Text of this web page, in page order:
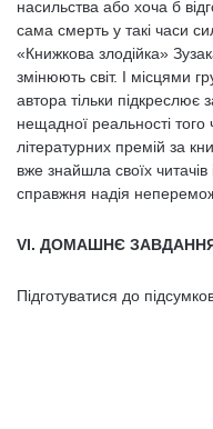
насильства або хоча б
сама смерть у такі часи
«Книжкова злодійка»
змінюють світ. І місцями
автора тільки підкреслює
нещадної реальності
літературних премій за
вже знайшла своїх
справжня надія
VI. ДОМАШНЄ
Підготуватися до